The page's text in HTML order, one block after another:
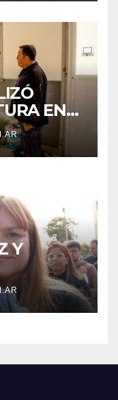
EN
Y